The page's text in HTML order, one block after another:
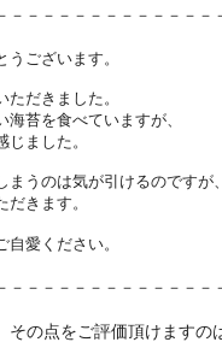
－－－－－－－－－－－－
ございます。
だきました。
苔を食べていますが、
ました。
うのは気が引けるのですが、
きます。
愛ください。
－－－－－－－－－－－－
の点をご評価頂けますの